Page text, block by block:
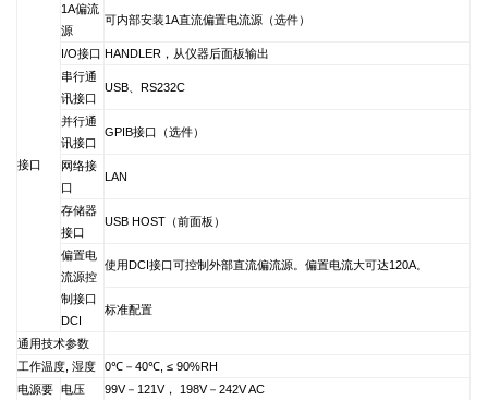
接口
1A偏流
源
可内部安装1A直流偏置电流源（选件）
I/O接口 HANDLER ，从仪器后面板输出
串行通
讯接口
USB 、RS232C
并行通
讯接口
GPIB接口（选件）
网络接
口
LAN
存储器
接口
USB HOST （前面板）
偏置电
流源控
制接口
DCI
使用DCI接口可控制外部直流偏流源。偏置电流大可达120A。
标准配置
通用技术参数
工作温度, 湿度
0℃－40℃, ≤ 90%RH
电源要
电压 99V－121V， 198V－242V AC